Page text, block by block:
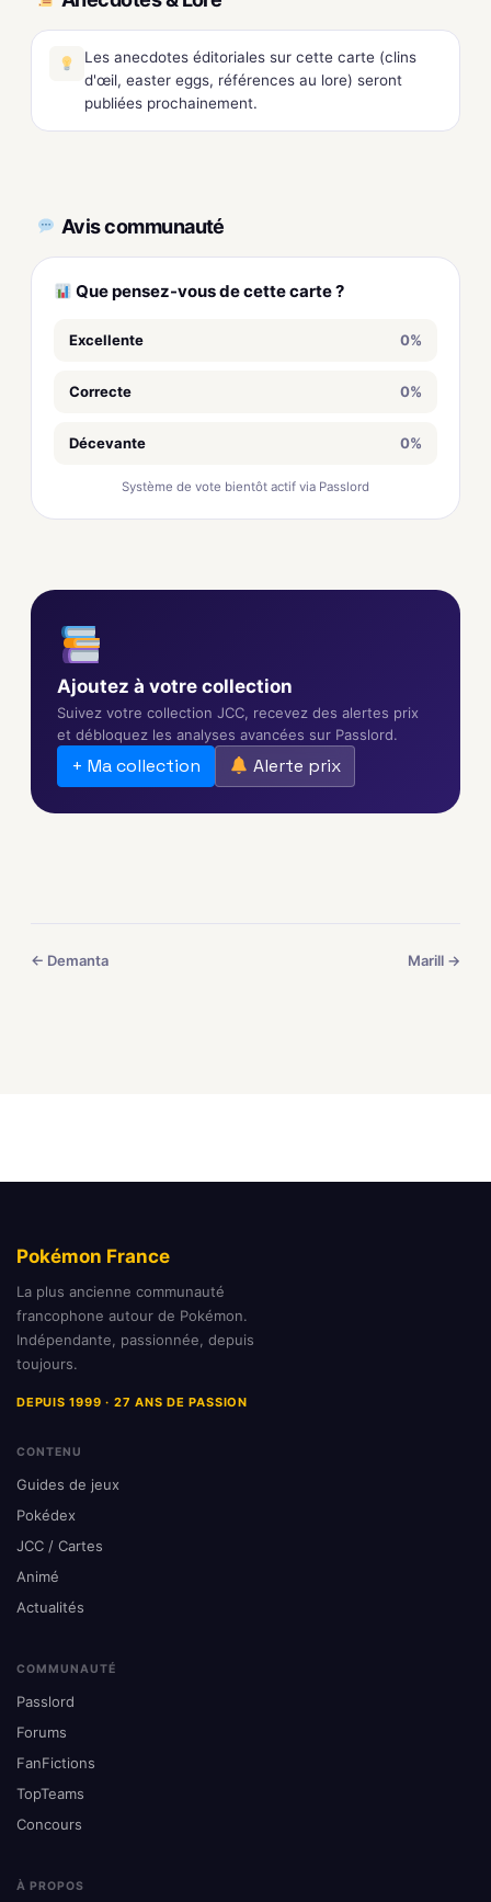
Les anecdotes éditoriales sur cette carte (clins
d'œil, easter eggs, références au lore) seront
publiées prochainement.
Avis communauté
Que pensez-vous de cette carte ?
Excellente 0%
Correcte 0%
Décevante 0%
Système de vote bientôt actif via Passlord
Ajoutez à votre collection
Suivez votre collection JCC, recevez des alertes prix
et débloquez les analyses avancées sur Passlord.
+ Ma collection Alerte prix
← Demanta Marill →
Pokémon France
La plus ancienne communauté
francophone autour de Pokémon.
Indépendante, passionnée, depuis
toujours.
DEPUIS 1999 · 27 ANS DE PASSION
CONTENU
Guides de jeux
Pokédex
JCC / Cartes
Animé
Actualités
COMMUNAUTÉ
Passlord
Forums
FanFictions
TopTeams
Concours
À PROPOS